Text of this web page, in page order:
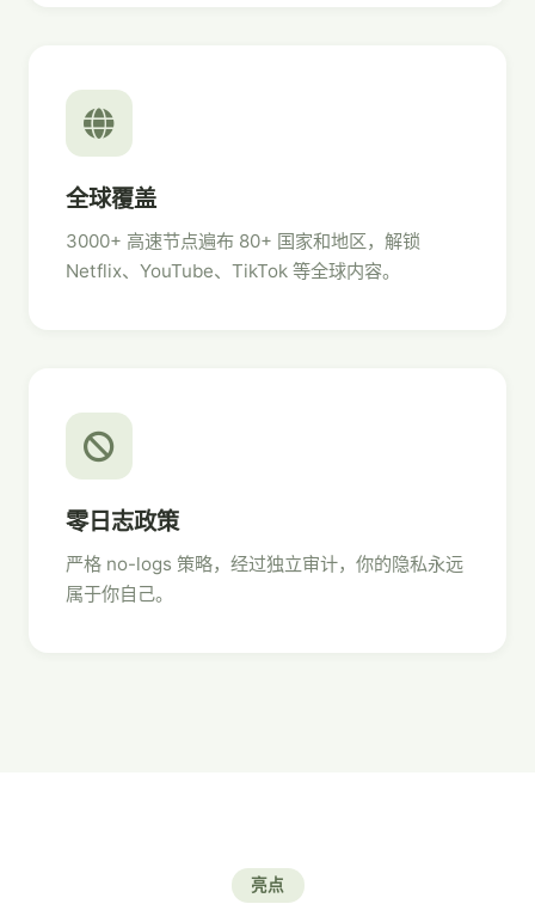
全球覆盖
3000+ 高速节点遍布 80+ 国家和地区，解锁
Netflix、YouTube、TikTok 等全球内容。
零日志政策
严格 no-logs 策略，经过独立审计，你的隐私永远
属于你自己。
亮点